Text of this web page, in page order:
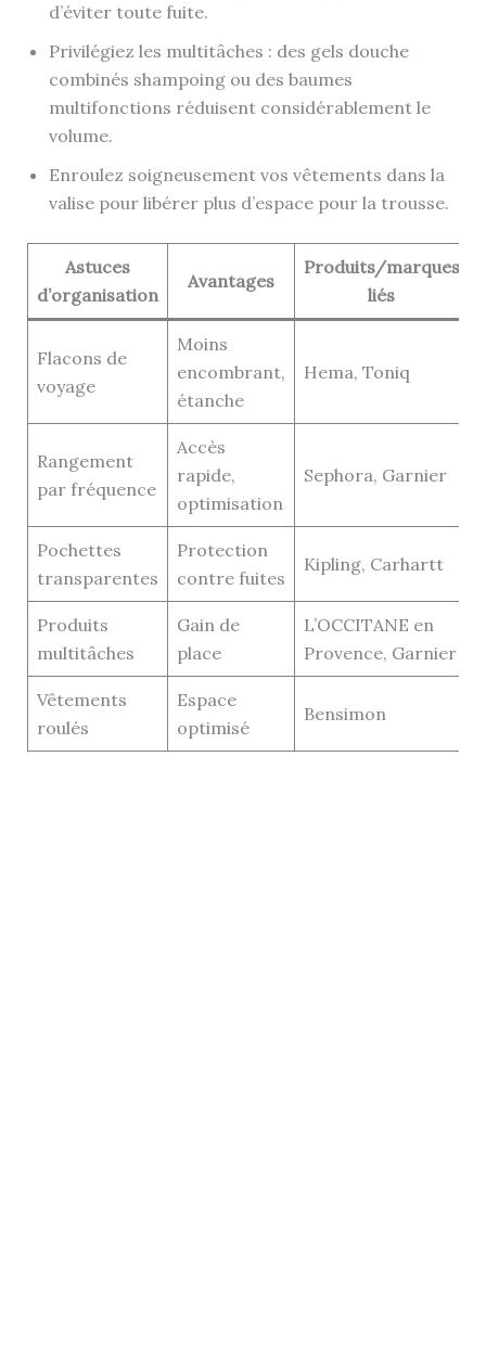
d’éviter toute fuite.
Privilégiez les multitâches : des gels douche
combinés shampoing ou des baumes
multifonctions réduisent considérablement le
volume.
Enroulez soigneusement vos vêtements dans la
valise pour libérer plus d’espace pour la trousse.
Astuces
d’organisation
Avantages
Produits/marques
liés
Flacons de
voyage
Moins
encombrant,
étanche
Hema, Toniq
Rangement
par fréquence
Accès
rapide,
optimisation
Sephora, Garnier
Pochettes
transparentes
Protection
contre fuites
Kipling, Carhartt
Produits
multitâches
Gain de
place
L’OCCITANE en
Provence, Garnier
Vêtements
roulés
Espace
optimisé
Bensimon